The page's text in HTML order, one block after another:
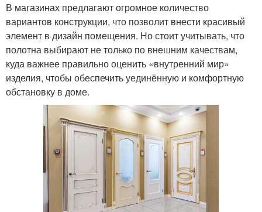
В магазинах предлагают огромное количество
вариантов конструкции, что позволит внести красивый
элемент в дизайн помещения. Но стоит учитывать, что
полотна выбирают не только по внешним качествам,
куда важнее правильно оценить «внутренний мир»
изделия, чтобы обеспечить уединённую и комфортную
обстановку в доме.